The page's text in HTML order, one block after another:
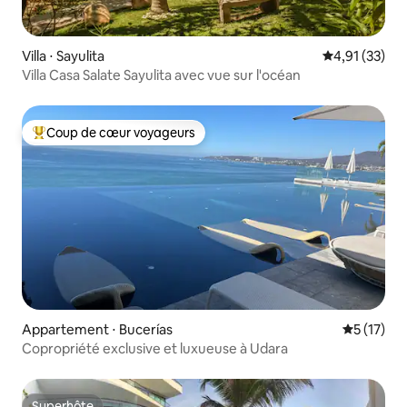
Villa ⋅ Sayulita Évaluation
4,91 (33)
Villa Casa Salate Sayulita avec vue sur l'océan
Coups de cœur voyageurs les plus appréciés
Coup de cœur voyageurs
Appartement ⋅ Bucerías
5 (17)
Copropriété exclusive et luxueuse à Udara